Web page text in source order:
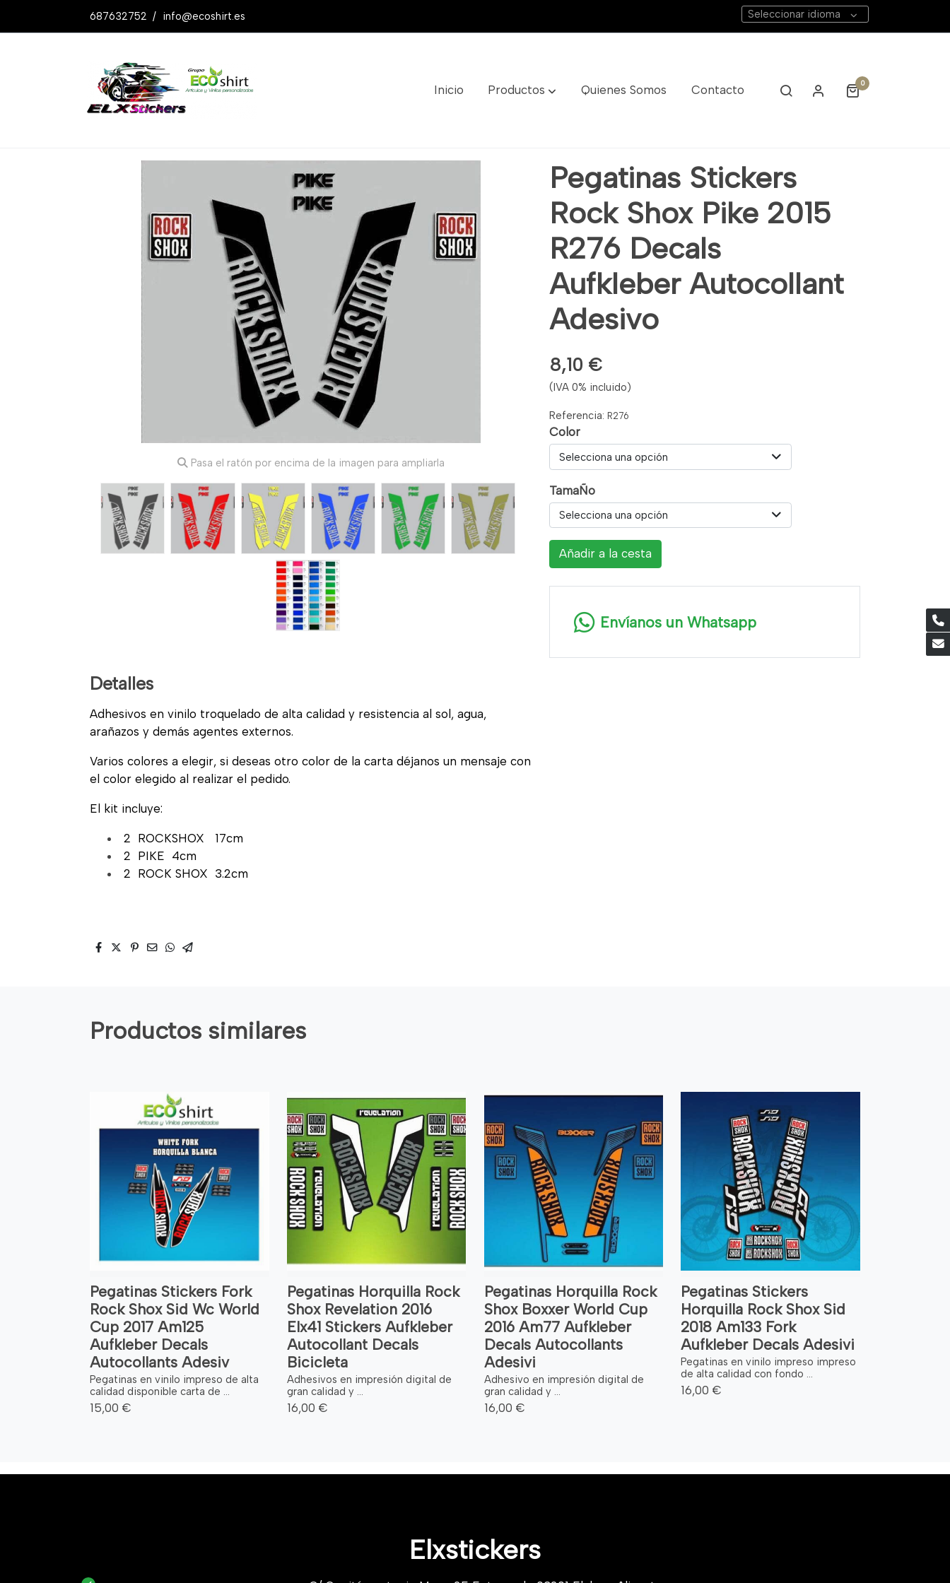
687632752 / info@ecoshirt.es Seleccionar idioma
Inicio Productos Quienes Somos Contacto 0
Productos Pegatinas Stickers Rock Shox Pike 2015 R276 Decals Aufkleber Autocollant Adesivo
Pasa el ratón por encima de la imagen para ampliarla
Detalles
Adhesivos en vinilo troquelado de alta calidad y resistencia al sol, agua,
arañazos y demás agentes externos.
Varios colores a elegir, si deseas otro color de la carta déjanos un mensaje con
el color elegido al realizar el pedido.
El kit incluye:
2 ROCKSHOX 17cm
2 PIKE 4cm
2 ROCK SHOX 3.2cm
Pegatinas Stickers
Rock Shox Pike 2015
R276 Decals
Aufkleber Autocollant
Adesivo
8,10 €
(IVA 0% incluido)
Referencia: R276
Color
Selecciona una opción
TamaÑo
Selecciona una opción
Añadir a la cesta
Envíanos un Whatsapp
Productos similares
Pegatinas Stickers Fork
Rock Shox Sid Wc World
Cup 2017 Am125
Aufkleber Decals
Autocollants Adesiv
Pegatinas en vinilo impreso de alta
calidad disponible carta de ...
15,00 €
Pegatinas Horquilla Rock
Shox Revelation 2016
Elx41 Stickers Aufkleber
Autocollant Decals
Bicicleta
Adhesivos en impresión digital de
gran calidad y ...
16,00 €
Pegatinas Horquilla Rock
Shox Boxxer World Cup
2016 Am77 Aufkleber
Decals Autocollants
Adesivi
Adhesivo en impresión digital de
gran calidad y ...
16,00 €
Pegatinas Stickers
Horquilla Rock Shox Sid
2018 Am133 Fork
Aufkleber Decals Adesivi
Pegatinas en vinilo impreso impreso
de alta calidad con fondo ...
16,00 €
Elxstickers